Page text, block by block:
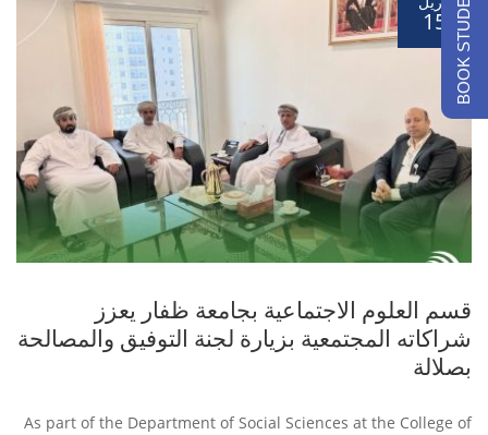
15
قسم العلوم الاجتماعية بجامعة ظفار يعزز
شراكاته المجتمعية بزيارة لجنة التوفيق والمصالحة
بصلالة
As part of the Department of Social Sciences at the College of